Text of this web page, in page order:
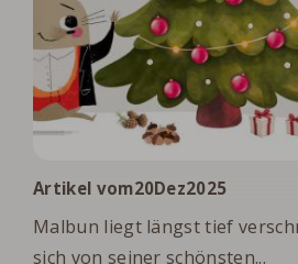
Malbun liegt längst tief
sich von seiner schönsten...
Artikel vom20Dez.2025